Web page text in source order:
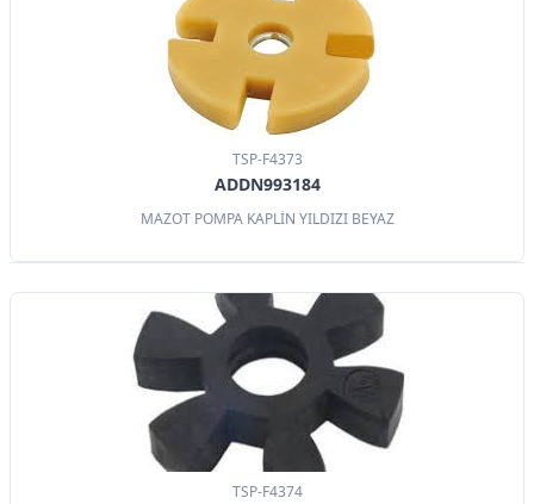
TSP-F4373
ADDN993184
MAZOT POMPA KAPLİN YILDIZI BEYAZ
TSP-F4374